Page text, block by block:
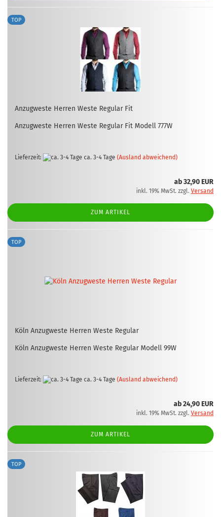
TOP
An­zug­wes­te Her­ren Weste Re­gu­lar Fit
An­zug­wes­te Her­ren Weste Re­gu­lar Fit Mo­dell 777W
Lieferzeit: ca. 3-4 Tage (Ausland abweichend)
ab 32,90 EUR
inkl. 19% MwSt. zzgl. Versand
ZUM ARTIKEL
TOP
Köln An­zug­wes­te Her­ren Weste Re­gu­lar
Köln An­zug­wes­te Her­ren Weste Re­gu­lar Mo­dell 99W
Lieferzeit: ca. 3-4 Tage (Ausland abweichend)
ab 24,90 EUR
inkl. 19% MwSt. zzgl. Versand
ZUM ARTIKEL
TOP